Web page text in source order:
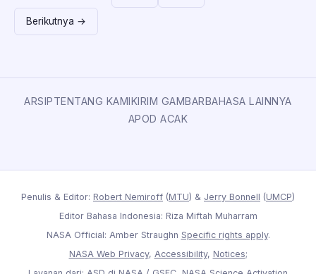
Berikutnya →
ARSIPTENTANG KAMIKIRIM GAMBARBAHASA LAINNYA
APOD ACAK
Penulis & Editor: Robert Nemiroff (MTU) & Jerry Bonnell (UMCP)
Editor Bahasa Indonesia: Riza Miftah Muharram
NASA Official: Amber Straughn Specific rights apply.
NASA Web Privacy, Accessibility, Notices;